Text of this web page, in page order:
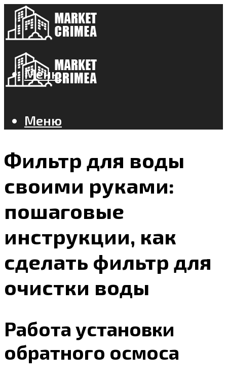
Меню
Меню
Фильтр для воды
своими руками:
пошаговые
инструкции, как
сделать фильтр для
очистки воды
Работа установки
обратного осмоса